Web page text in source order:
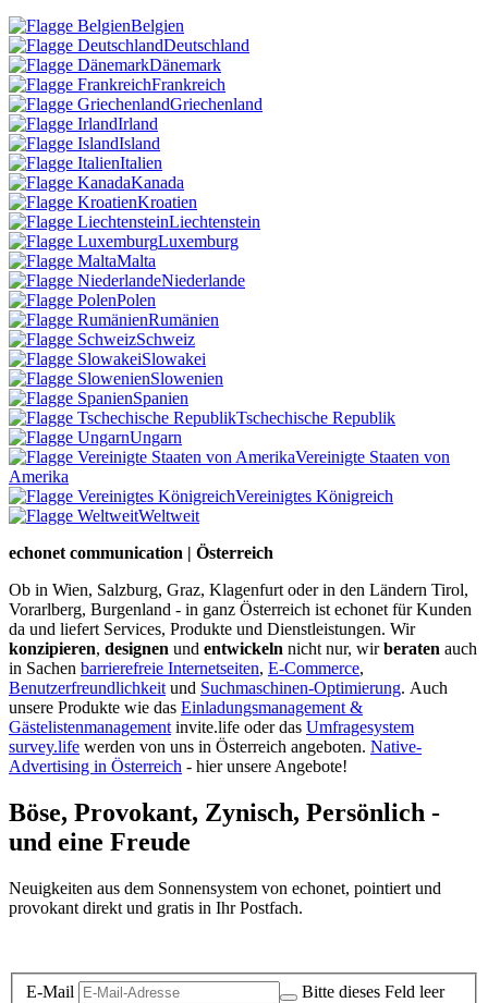
Belgien
Deutschland
Dänemark
Frankreich
Griechenland
Irland
Island
Italien
Kanada
Kroatien
Liechtenstein
Luxemburg
Malta
Niederlande
Polen
Rumänien
Schweiz
Slowakei
Slowenien
Spanien
Tschechische Republik
Ungarn
Vereinigte Staaten von
Amerika
Vereinigtes Königreich
Weltweit
echonet communication | Österreich
Ob in Wien, Salzburg, Graz, Klagenfurt oder in den Ländern Tirol,
Vorarlberg, Burgenland - in ganz Österreich ist echonet für Kunden
da und liefert Services, Produkte und Dienstleistungen. Wir
konzipieren, designen und entwickeln nicht nur, wirberaten auch
in Sachen barrierefreie Internetseiten, E-Commerce,
Benutzerfreundlichkeit und Suchmaschinen-Optimierung. Auch
unsere Produkte wie das Einladungsmanagement &
Gästelistenmanagement invite.life oder das Umfragesystem
survey.life werden von uns in Österreich angeboten. Native-
Advertising in Österreich - hier unsere Angebote!
Böse, Provokant, Zynisch, Persönlich -
und eine Freude
Neuigkeiten aus dem Sonnensystem von echonet, pointiert und
provokant direkt und gratis in Ihr Postfach.
E-Mail
Bitte dieses Feld leer